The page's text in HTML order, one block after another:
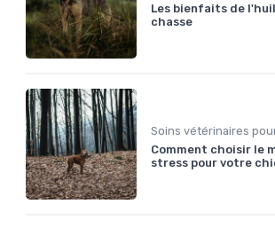
Les bienfaits de
chasse
Comment choisir le
stress pour votre